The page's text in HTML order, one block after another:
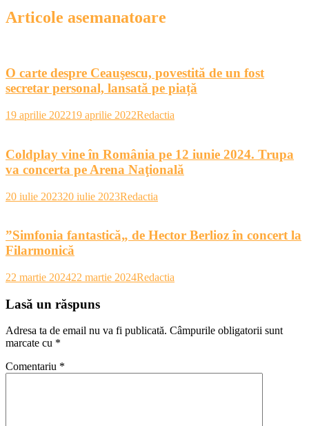
Articole asemanatoare
O carte despre Ceauşescu, povestită de un fost
secretar personal, lansată pe piață
19 aprilie 202219 aprilie 2022Redactia
Coldplay vine în România pe 12 iunie 2024. Trupa
va concerta pe Arena Naţională
20 iulie 202320 iulie 2023Redactia
”Simfonia fantastică„ de Hector Berlioz în concert la
Filarmonică
22 martie 202422 martie 2024Redactia
Lasă un răspuns
Adresa ta de email nu va fi publicată. Câmpurile obligatorii sunt
marcate cu *
Comentariu *